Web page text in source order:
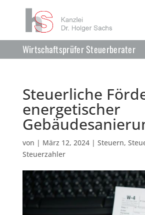
Wirtschaftsprüfer Steuerberater
Steuerliche
energetischer
von | März 12, 2024| Steuern,
Steuerzahler